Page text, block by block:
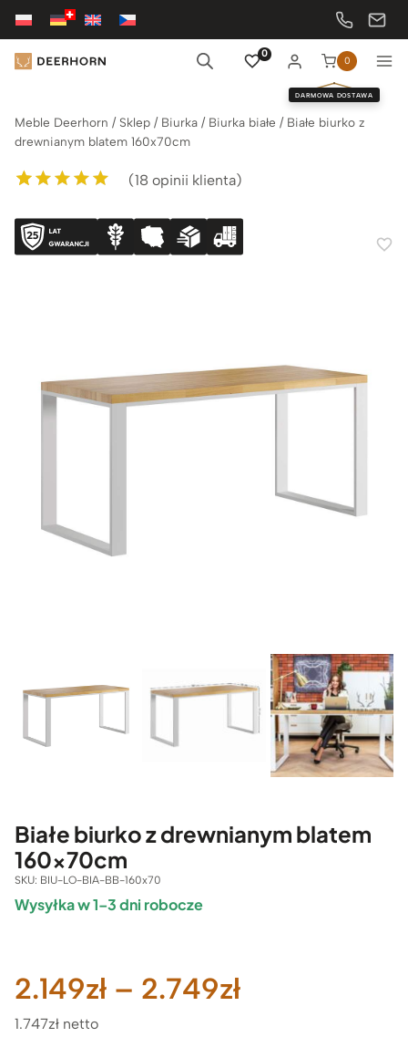
Przejdź
treści
0
0
DARMOWA DOSTAWA
Meble Deerhorn / Sklep / Biurka / Biurka białe / Białe biurko z
drewnianym blatem 160x70cm
5.00na 5 na
podstawie
ocen klientów
(18 opinii klienta)
Białe biurko z drewnianym blatem
160x70cm
SKU: BIU-LO-BIA-BB-160x70
Wysyłka w 1–3 dni robocze
2.149zł – 2.749złZakres
1.747zł netto